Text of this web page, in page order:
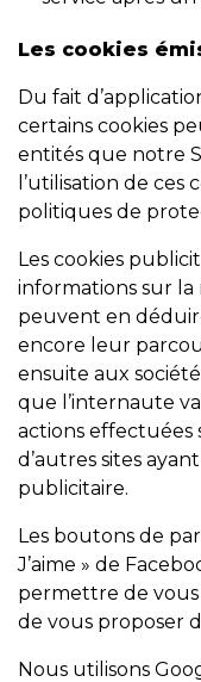
Les cookies
Du fait
certains cookies
entités que notre
l’utilisation de ces
politiques de
Les cookies
informations sur la
peuvent en
encore leur
ensuite aux
que l’internaute
actions effectuées
d’autres sites
publicitaire.
Les boutons de
J’aime » de
permettre de
de vous proposer
Nous utilisons